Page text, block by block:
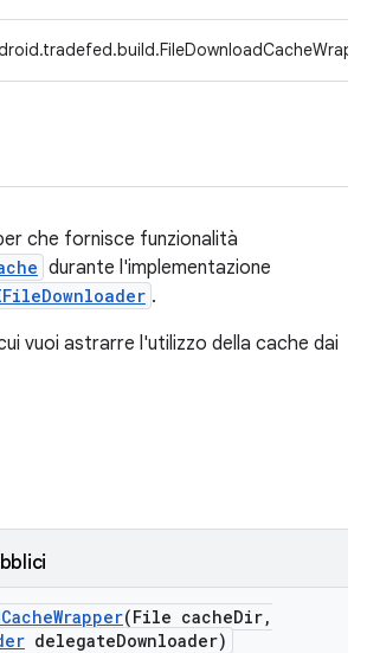
che fornisce funzionalità
durante l'implementazione
.
vuoi astrarre l'utilizzo della cache dai
CacheWrapper(File cacheDir,
delegateDownloader)